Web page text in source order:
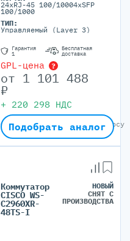
24xRJ-45 100/10004xSFP
100/1000
ТИП:
Управляемый (Layer 3)
Гарантия
1
Бесплатная
доставка
GPL-цена ?
от 1 101 488
₽
+ 220 298 НДС
Окончательная цена по запросу
Подобрать аналог
Коммутатор
CISCO WS-
C2960XR-
48TS-I
НОВЫЙ
СНЯТ С
ПРОИЗВОДСТВА